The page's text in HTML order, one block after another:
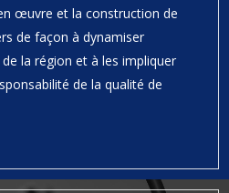
œuvre et la construction de
de façon à dynamiser
la région et à les impliquer
de la qualité de